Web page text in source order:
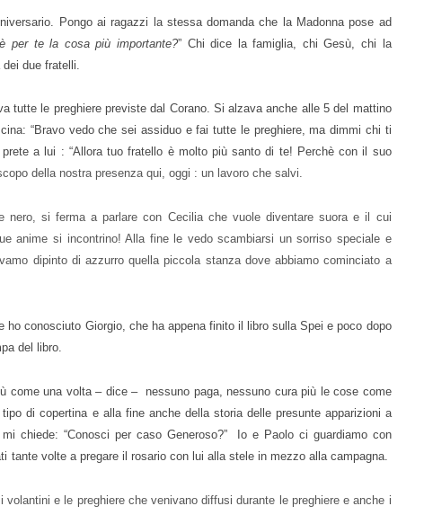
Pongo ai ragazzi la stessa domanda che la Madonna pose ad
per te la cosa più importante?” Chi dice la famiglia, chi Gesù, chi la
due fratelli.
tutte le preghiere previste dal Corano. Si alzava anche alle 5 del mattino
“Bravo vedo che sei assiduo e fai tutte le preghiere, ma dimmi chi ti
prete a lui : “Allora tuo fratello è molto più santo di te! Perchè con il suo
della nostra presenza qui, oggi : un lavoro che salvi.
nero, si ferma a parlare con Cecilia che vuole diventare suora e il cui
anime si incontrino! Alla fine le vedo scambiarsi un sorriso speciale e
dipinto di azzurro quella piccola stanza dove abbiamo cominciato a
ho conosciuto Giorgio, che ha appena finito il libro sulla Spei e poco dopo
del libro.
come una volta – dice – nessuno paga, nessuno cura più le cose come
di copertina e alla fine anche della storia delle presunte apparizioni a
chiede: “Conosci per caso Generoso?” Io e Paolo ci guardiamo con
tante volte a pregare il rosario con lui alla stele in mezzo alla campagna.
e le preghiere che venivano diffusi durante le preghiere e anche i